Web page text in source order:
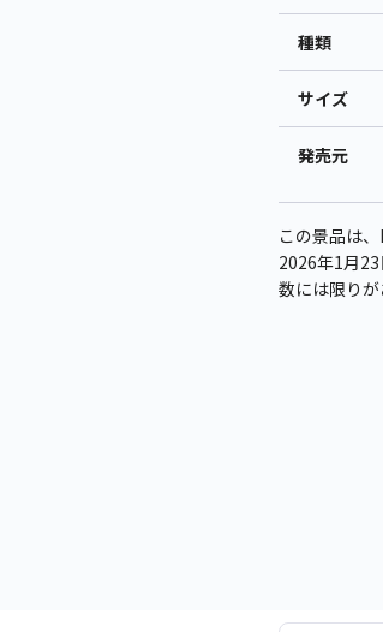
種類
サイズ
発売元
この景品は
2026年1月
数には限り